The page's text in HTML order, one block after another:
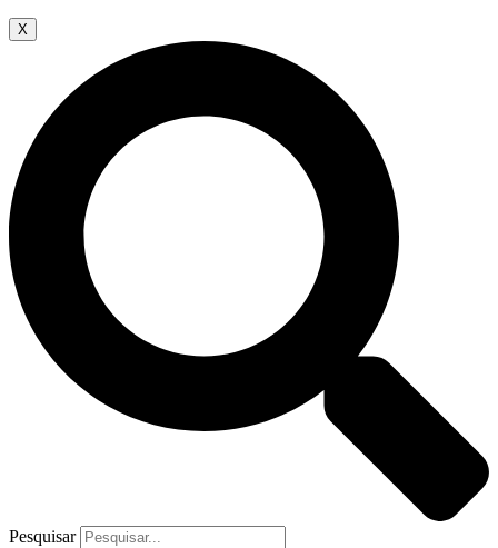
X
Pesquisar